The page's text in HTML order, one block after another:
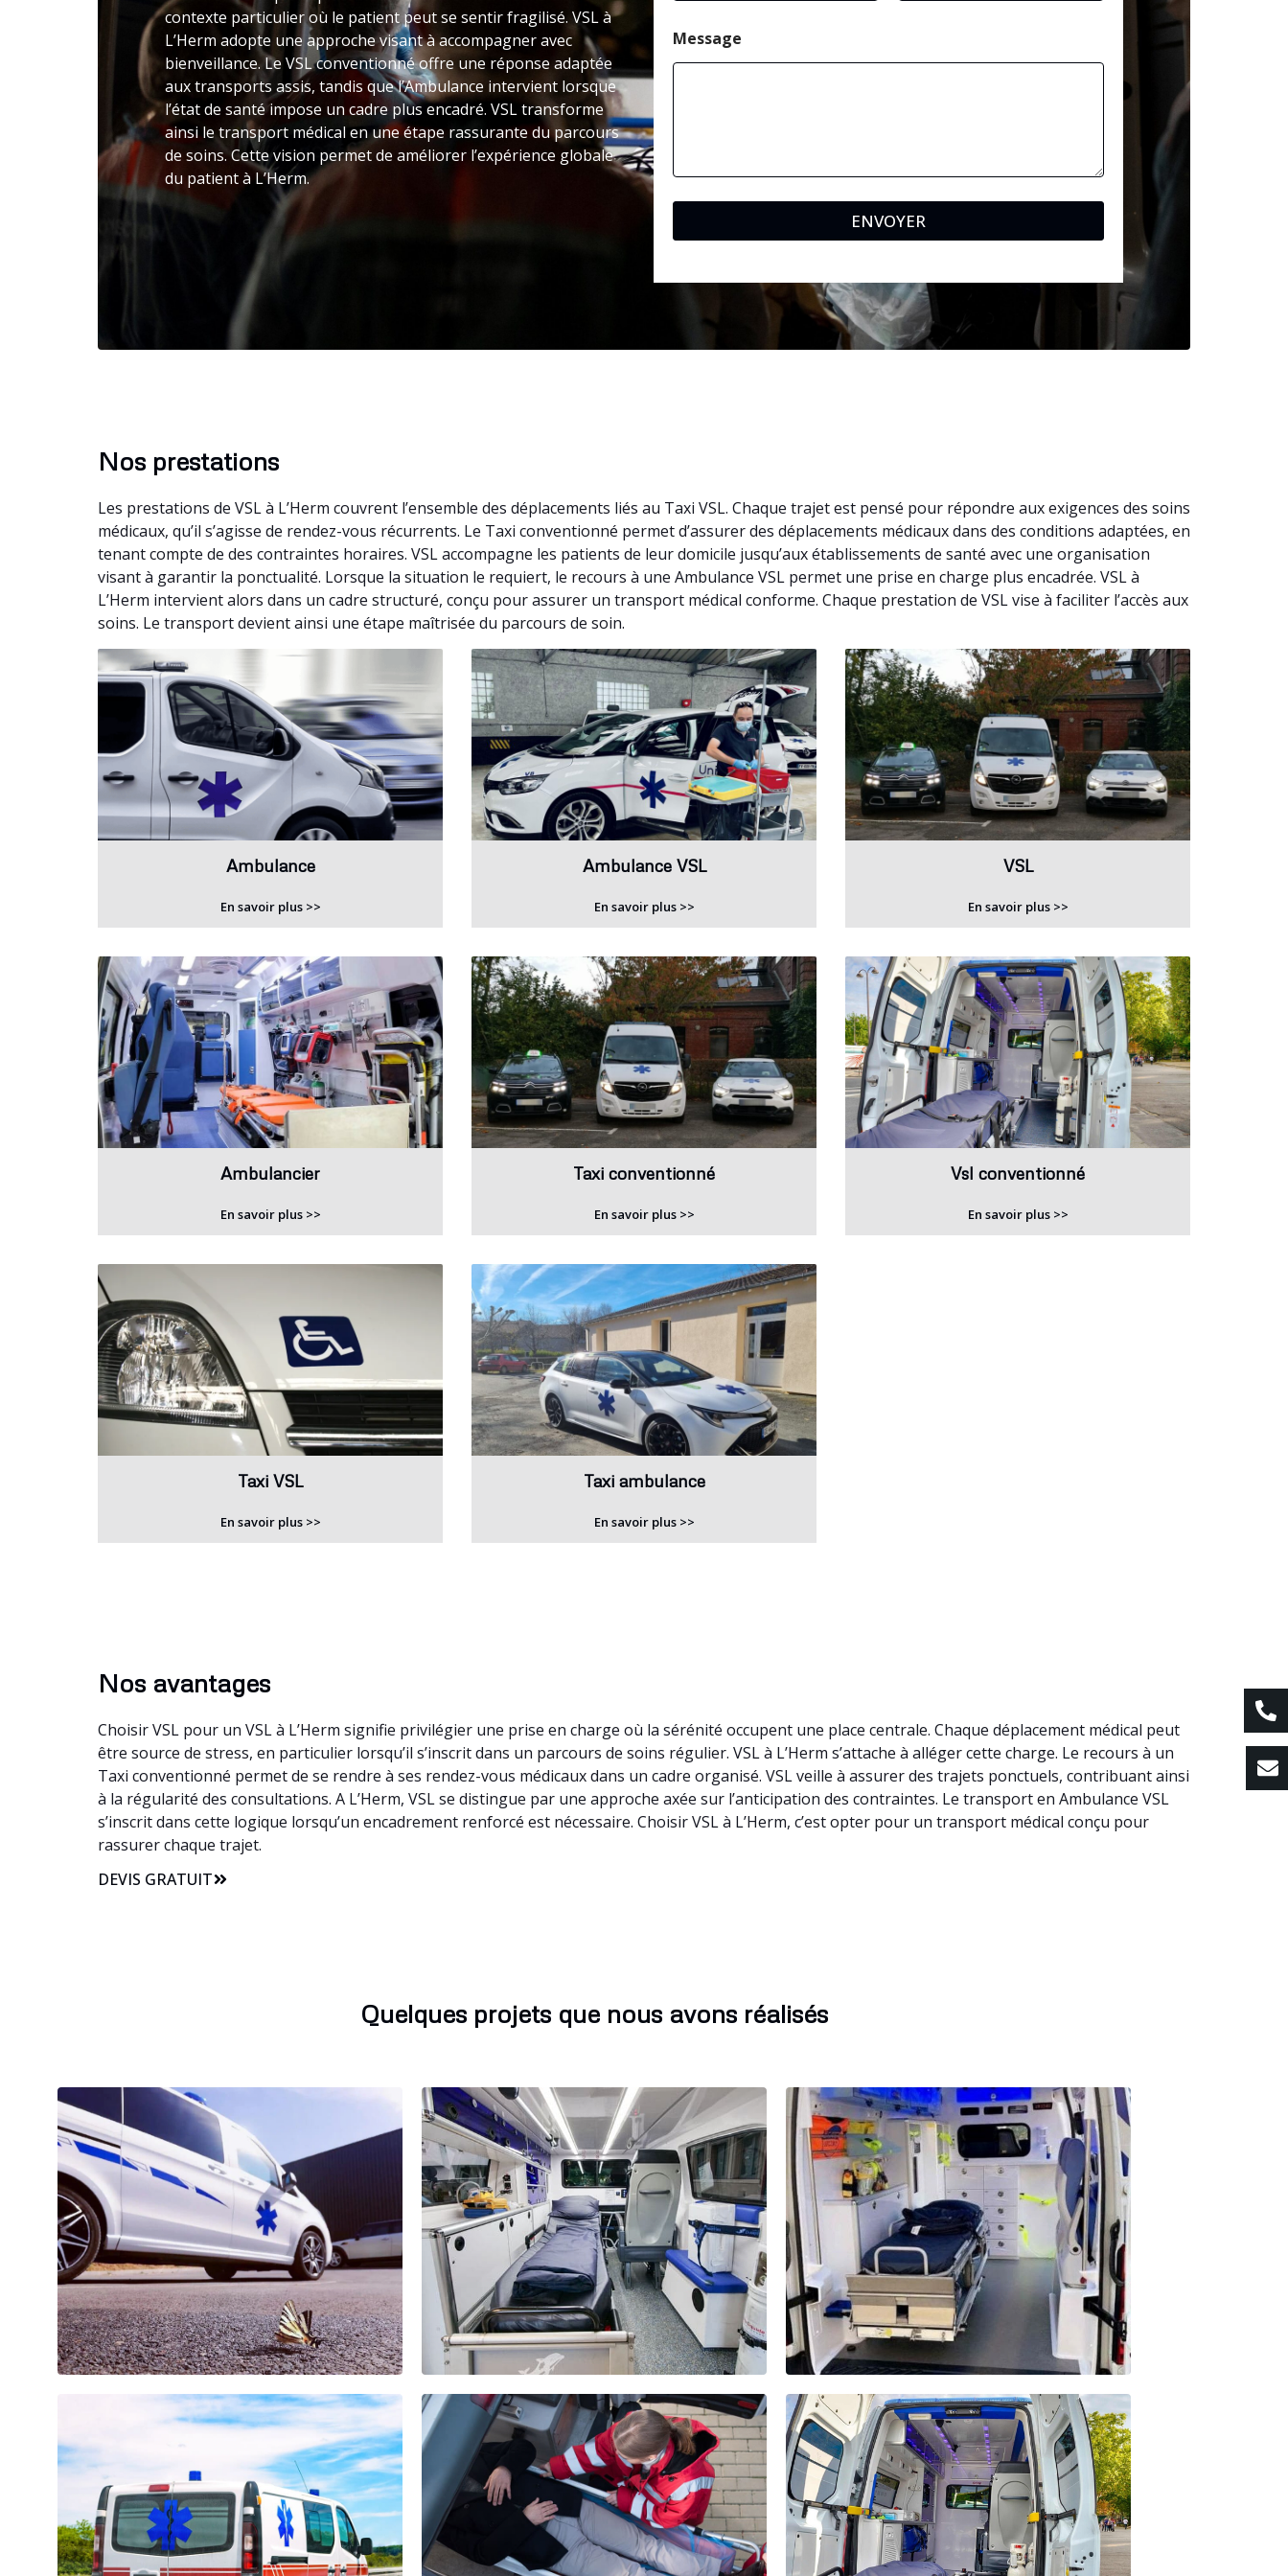
contexte particulier où le patient peut se sentir fragilisé. VSL à
L’Herm adopte une approche visant à accompagner avec
bienveillance. Le VSL conventionné offre une réponse adaptée
aux transports assis, tandis que l’Ambulance intervient lorsque
l’état de santé impose un cadre plus encadré. VSL transforme
ainsi le transport médical en une étape rassurante du parcours
de soins. Cette vision permet de améliorer l’expérience globale
du patient à L’Herm.
é
s
s
g
Message
ENVOYER
Nos prestations
Les prestations de VSL à L’Herm couvrent l’ensemble des déplacements liés au Taxi VSL. Chaque trajet est pensé pour répondre aux exigences des soins
médicaux, qu’il s’agisse de rendez-vous récurrents. Le Taxi conventionné permet d’assurer des déplacements médicaux dans des conditions adaptées, en
tenant compte de des contraintes horaires. VSL accompagne les patients de leur domicile jusqu’aux établissements de santé avec une organisation
visant à garantir la ponctualité. Lorsque la situation le requiert, le recours à une Ambulance VSL permet une prise en charge plus encadrée. VSL à
L’Herm intervient alors dans un cadre structuré, conçu pour assurer un transport médical conforme. Chaque prestation de VSL vise à faciliter l’accès aux
soins. Le transport devient ainsi une étape maîtrisée du parcours de soin.
Ambulance
En savoir plus >>
Ambulance VSL
En savoir plus >>
VSL
En savoir plus >>
Ambulancier
En savoir plus >>
Taxi conventionné
En savoir plus >>
Vsl conventionné
En savoir plus >>
Taxi VSL
En savoir plus >>
Taxi ambulance
En savoir plus >>
Nos avantages
Choisir VSL pour un VSL à L’Herm signifie privilégier une prise en charge où la sérénité occupent une place centrale. Chaque déplacement médical peut
être source de stress, en particulier lorsqu’il s’inscrit dans un parcours de soins régulier. VSL à L’Herm s’attache à alléger cette charge. Le recours à un
Taxi conventionné permet de se rendre à ses rendez-vous médicaux dans un cadre organisé. VSL veille à assurer des trajets ponctuels, contribuant ainsi
à la régularité des consultations. A L’Herm, VSL se distingue par une approche axée sur l’anticipation des contraintes. Le transport en Ambulance VSL
s’inscrit dans cette logique lorsqu’un encadrement renforcé est nécessaire. Choisir VSL à L’Herm, c’est opter pour un transport médical conçu pour
rassurer chaque trajet.
DEVIS GRATUIT
Quelques projets que nous avons réalisés